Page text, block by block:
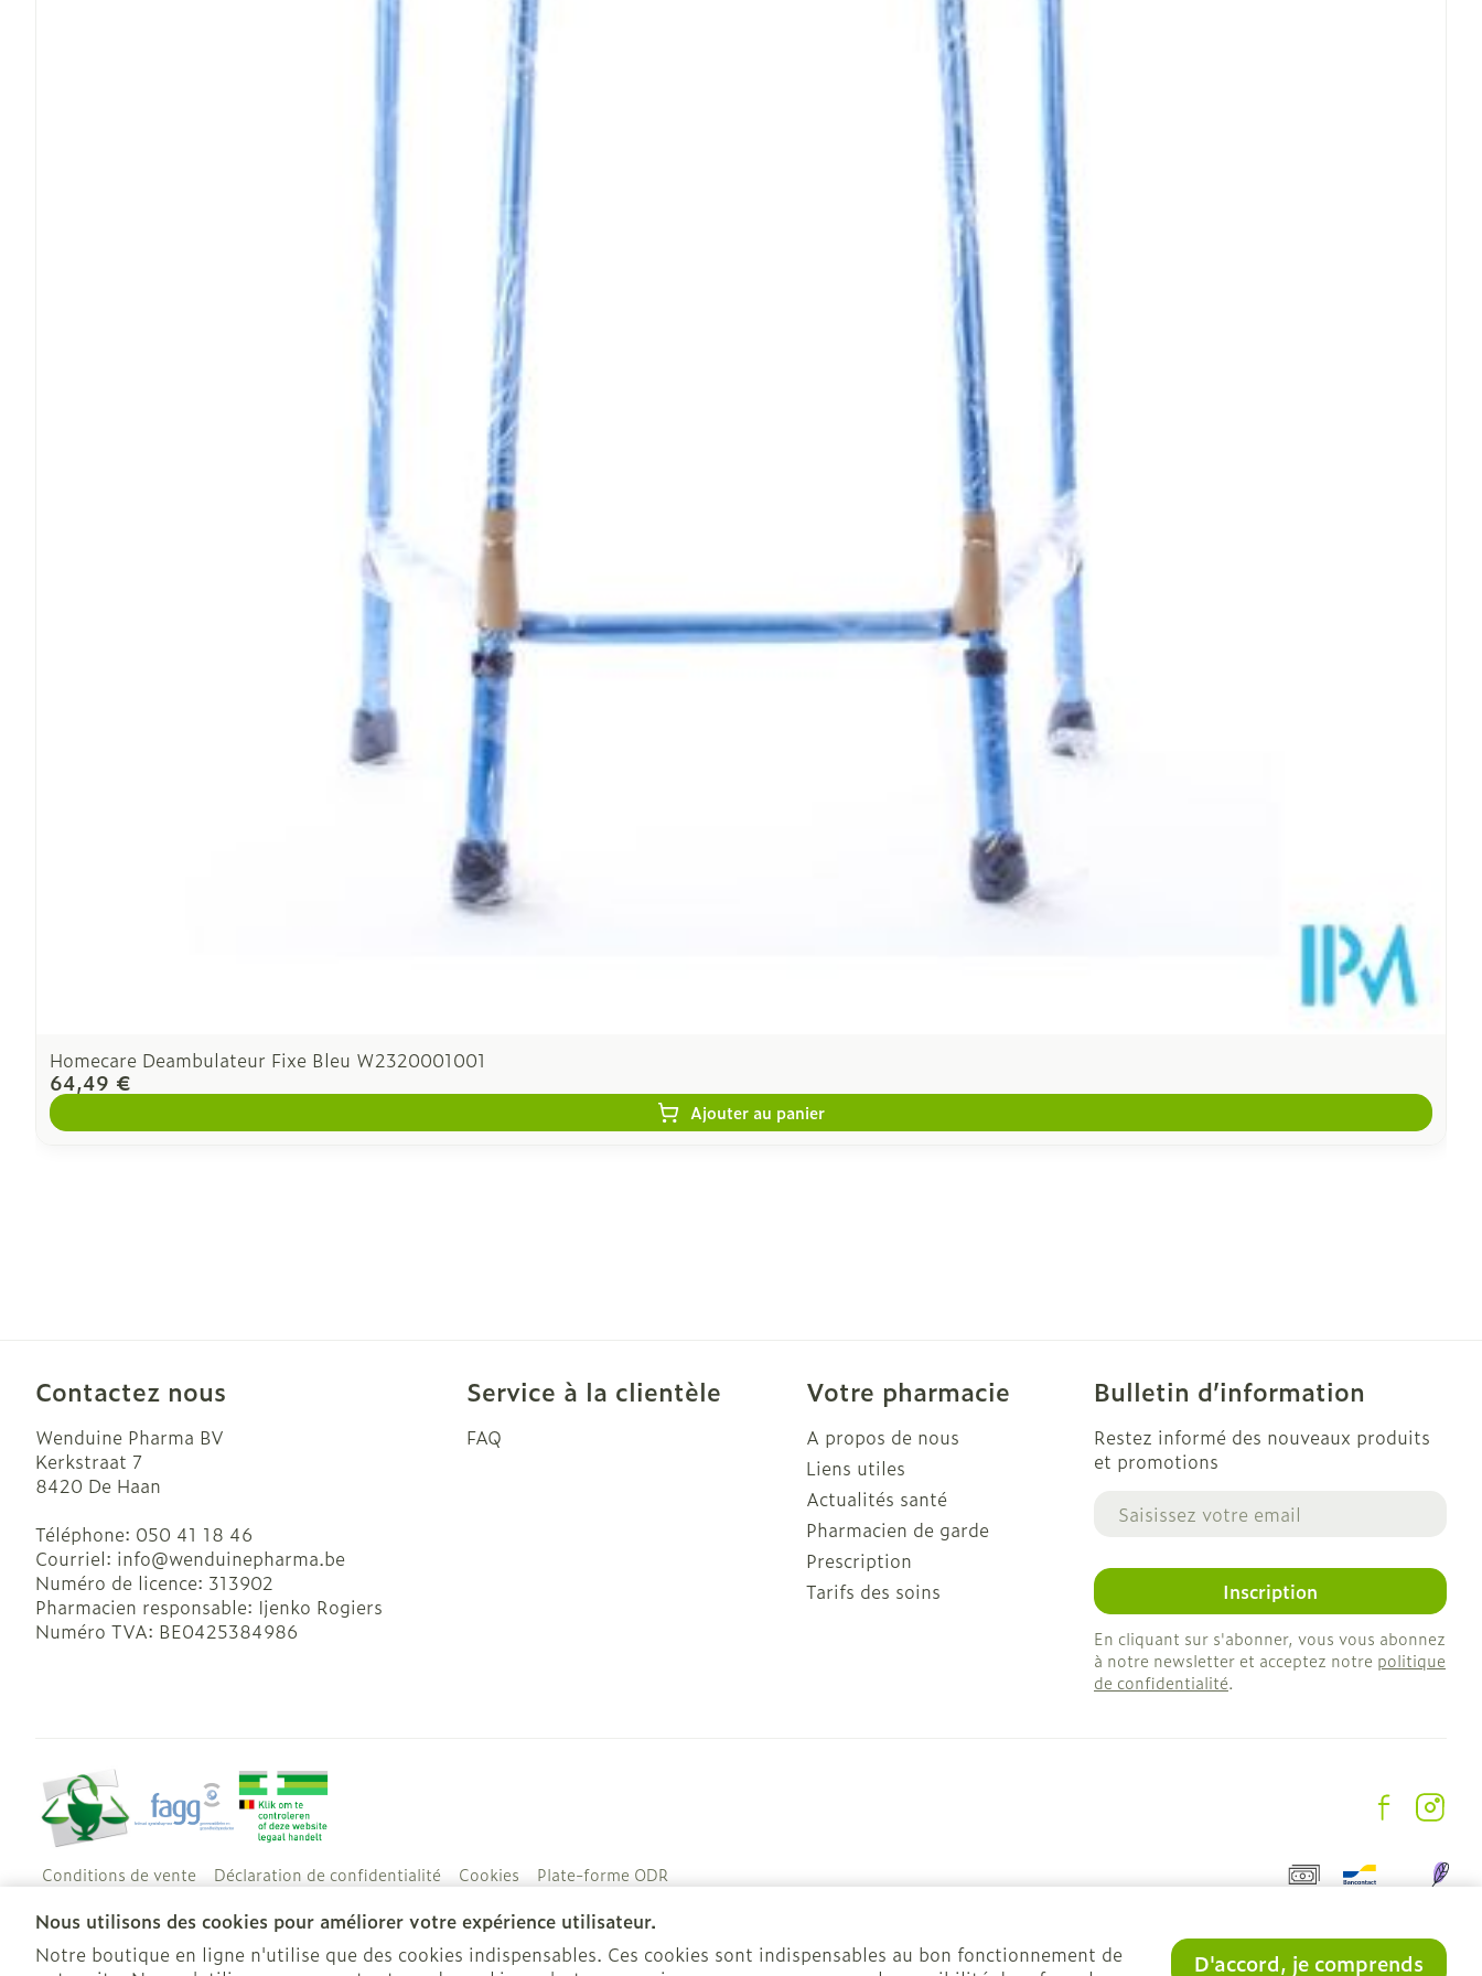
Nous utilisons des cookies pour améliorer votre expérience utilisateur.
Notre boutique en ligne n'utilise que des cookies indispensables. Ces cookies sont indispensables au bon fonctionnement de
D'accord, je comprends
Homecare Deambulateur Fixe Bleu W2320001001
64,49 €
Ajouter au panier
Contactez nous
Wenduine Pharma BV
Kerkstraat 7
8420 De Haan
Téléphone: 050 41 18 46
Courriel: info@wenduinepharma.be
Numéro de licence: 313902
Pharmacien responsable: Ijenko Rogiers
Numéro TVA: BE0425384986
Service à la clientèle
FAQ
Votre pharmacie
A propos de nous
Liens utiles
Actualités santé
Pharmacien de garde
Prescription
Tarifs des soins
Bulletin d’information
Restez informé des nouveaux produits
et promotions
Inscription
En cliquant sur s'abonner, vous vous abonnez
à notre newsletter et acceptez notre politique
de confidentialité.
Conditions de vente Déclaration de confidentialité Cookies Plate-forme ODR